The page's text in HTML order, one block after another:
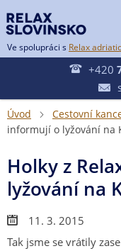
Ve spolupráci s Relax adriatic
 +420

Úvod  Cestovní
informují o lyžování na
Holky z
lyžování na
11. 3. 2015
Tak jsme se vrátily